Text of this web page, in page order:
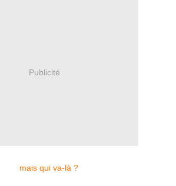
Publicité